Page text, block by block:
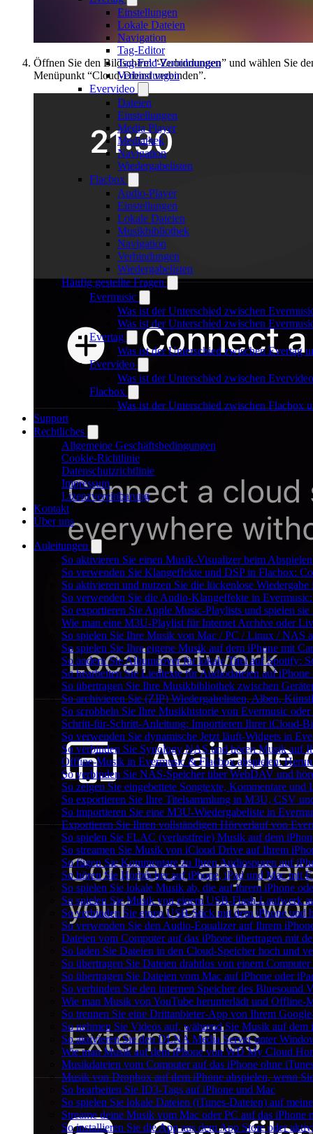
Einstellungen
Lokale Dateien
Navigation
Tag-Editor
Tag-Feld-Zuordnungen
Verbindungen
Evervideo
Dateien
Einstellungen
Media Player
Mediathek
Navigation
Wiedergabelisten
Flacbox
Audio-Player
Einstellungen
Lokale Dateien
Musikbibliothek
Navigation
Verbindungen
Wiedergabelisten
Häufig gestellte Fragen
Evermusic
Was ist der Unterschied zwischen
Was ist der Unterschied zwischen
Evertag
Was ist der Unterschied zwischen Evertag
Evervideo
Was ist der Unterschied zwischen
Flacbox
Was ist der Unterschied zwischen Flacbox
Support
Rechtliches
Allgemeine Geschäftsbedingungen
Cookie-Richtlinie
Datenschutzrichtlinie
Impressum
Lizenzvereinbarung
Kontakt
Über uns
Anleitungen
So aktivieren Sie einen Musik-Visualizer beim
So verwenden Sie Klangeffekte und DSP in Flacbox:
So aktivieren und nutzen Sie die lückenlose
So verwenden Sie die Audio-Klangeffekte in
So exportieren Sie Apple Music-Playlists und spielen
Wie man eine M3U-Playlist für Internet Archive oder
So spielen Sie Ihre Musik von Mac / PC / Linux / NAS
So spielen Sie Ihre eigene Musik auf dem iPhone mit
So ändern Sie Albumcover für lokale Titel auf Spotify:
So bearbeiten Sie Liedtexte für Audiodateien auf
So übertragen Sie Ihre Musikbibliothek zwischen
So archivieren Sie (ZIP) Wiedergabelisten, Alben,
So scrobbeln Sie Ihre Musikhistorie von Evermusic
Schritt-für-Schritt-Anleitung: Importieren Ihrer iCloud-
So verwenden Sie dynamische Jetzt läuft-Widgets in
So verbinden Sie Synology NAS und hören Musik auf
Offline-Musik in Evermusic & Flacbox abspielen:
So verbinden Sie NAS-Speicher über WebDAV und
So zeigen Sie eingebettete Songtexte, Kommentare
So exportieren Sie Ihre Titelsammlung in M3U, CSV
So importieren Sie eine M3U-Wiedergabeliste in
Exportieren Sie Ihren vollständigen Hörverlauf von
So spielen Sie FLAC (verlustfreie) Musik auf dem
So streamen Sie Musik von iCloud Drive auf Ihrem
So fügen Sie Kommentare zu Ihren Audiospuren auf
So hören Sie Hörbücher auf iPhone, iPad und Mac mit
So spielen Sie lokale Musik ab, die auf Ihrem iPhone
So spielen Sie Musik von einem USB-Flash-Laufwerk
So verbinden Sie einen USB-Stick mit dem iPhone
So verwenden Sie den Audio-Equalizer auf Ihrem
Dateien vom Computer auf das iPhone übertragen mit
So laden Sie Dateien in den Cloud-Speicher hoch und
So übertragen Sie Dateien drahtlos von einem
So übertragen Sie Dateien vom Mac auf iPhone oder
So verbinden Sie den internen Speicher des
Wie man Musik von YouTube herunterlädt und Offline-
So trennen Sie eine Drittanbieter-App von Ihrem
So nehmen Sie Videos auf, während Sie Musik auf dem
So aktivieren Sie den DLNA Media Server unter
Wie man Musik auf dem iPhone von WD My Cloud
Musikdateien vom Computer auf das iPhone ohne
Musik von Dropbox auf dem iPhone abspielen, wenn
So bearbeiten Sie ID3-Tags auf iPhone und Mac
So spielen Sie lokale Dateien (iTunes-Dateien) auf
Streame deine Musik vom Mac oder PC auf das iPhone
So installieren Sie die App aus dem App Store oder
Öffnen Sie den Bildschirm “Verbindungen” und wählen Sie
Menüpunkt “Cloud-Dienst verbinden”.